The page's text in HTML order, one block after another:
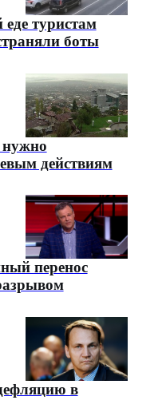
туристам
боты
действиям
перенос
в